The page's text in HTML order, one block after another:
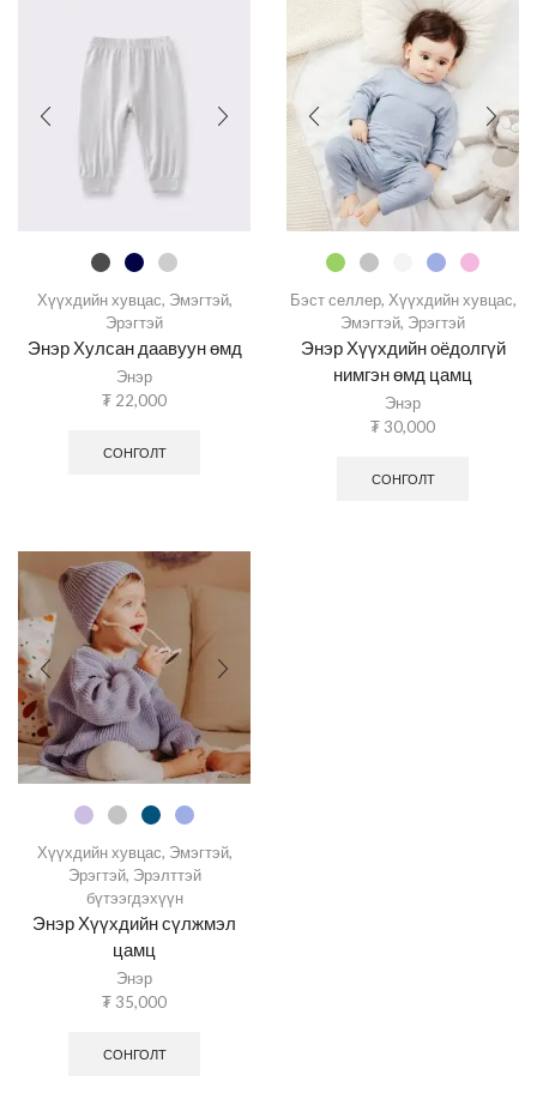
Хүүхдийн хувцас, Эмэгтэй,
Эрэгтэй
Энэр Хулсан даавуун өмд
Энэр
₮ 22,000
СОНГОЛТ
Бэст селлер, Хүүхдийн хувцас,
Эмэгтэй, Эрэгтэй
Энэр Хүүхдийн оёдолгүй
нимгэн өмд цамц
Энэр
₮ 30,000
СОНГОЛТ
Хүүхдийн хувцас, Эмэгтэй,
Эрэгтэй, Эрэлттэй
бүтээгдэхүүн
Энэр Хүүхдийн сүлжмэл
цамц
Энэр
₮ 35,000
СОНГОЛТ